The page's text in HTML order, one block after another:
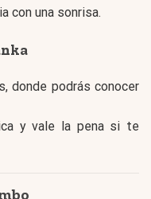
con una sonrisa.
donde podrás conocer
y vale la pena si te